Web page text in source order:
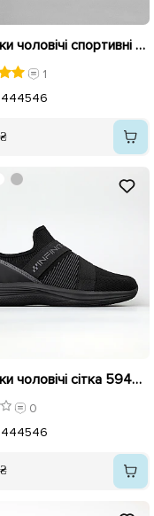
Кросівки чоловічі спортивні 594879 Білі
1
444546
Кросівки чоловічі сітка 594642 Чорні
0
444546